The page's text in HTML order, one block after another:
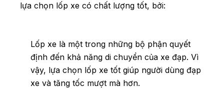
lựa chọn lốp xe có chất lượng tốt, bởi:
Lốp xe là một trong những bộ phận quyết
định đến khả năng di chuyển của xe đạp. Vì
vậy, lựa chọn lốp xe tốt giúp người dùng đạp
xe và tăng tốc mượt mà hơn.